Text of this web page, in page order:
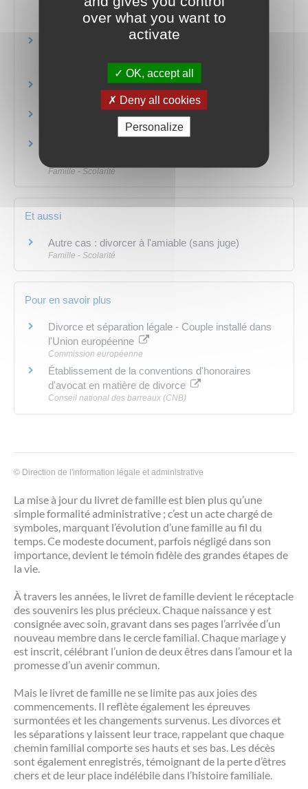
Famille - Scolarité
Aide juridictionnelle des personnes résidant en
Prestation compensatoire
Famille - Scolarité
Contribution aux charges du mariage
Famille - Scolarité
Et aussi
Autre cas : divorcer à l'amiable (sans juge)
Famille - Scolarité
Pour en savoir plus
Divorce et séparation légale - Couple installé dans
l'Union européenne
Commission européenne
Établissement de la conventions d'honoraires
d'avocat en matière de divorce
Conseil national des barreaux (CNB)
© Direction de l'information légale et administrative
La mise à jour du livret de famille est bien plus qu’une
simple formalité administrative ; c’est un acte chargé de
symboles, marquant l’évolution d’une famille au fil du
temps. Ce modeste document, parfois négligé dans son
importance, devient le témoin fidèle des grandes étapes de
la vie.
À travers les années, le livret de famille devient le réceptacle
des souvenirs les plus précieux. Chaque naissance y est
consignée avec soin, gravant dans ses pages l’arrivée d’un
nouveau membre dans le cercle familial. Chaque mariage y
est inscrit, célébrant l’union de deux êtres dans l’amour et la
promesse d’un avenir commun.
Mais le livret de famille ne se limite pas aux joies des
commencements. Il reflète également les épreuves
surmontées et les changements survenus. Les divorces et
les séparations y laissent leur trace, rappelant que chaque
chemin familial comporte ses hauts et ses bas. Les décès
sont également enregistrés, témoignant de la perte d’êtres
chers et de leur place indélébile dans l’histoire familiale.
over what you want to
activate
OK, accept all
Deny all cookies
Personalize